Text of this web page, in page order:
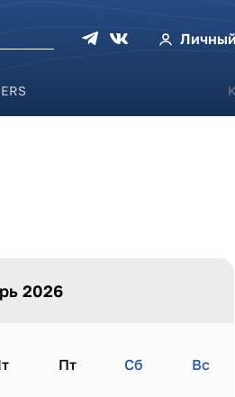
2026
Пт Сб Вс